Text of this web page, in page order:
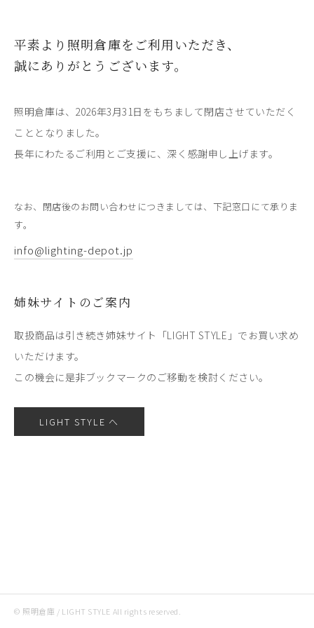
平素より照明倉庫をご利用いただき、
誠にありがとうございます。
照明倉庫は、2026年3月31日をもちまして閉店させていただく
こととなりました。
長年にわたるご利用とご支援に、深く感謝申し上げます。
なお、閉店後のお問い合わせにつきましては、下記窓口にて承りま
す。
info@lighting-depot.jp
姉妹サイトのご案内
取扱商品は引き続き姉妹サイト「LIGHT STYLE」でお買い求め
いただけます。
この機会に是非ブックマークのご移動を検討ください。
LIGHT STYLE へ
© 照明倉庫 / LIGHT STYLE All rights reserved.